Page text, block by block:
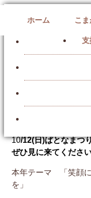
ホーム こ
支
2025/08/30
10/12(日)ぱとなまつ
ぜひ見に来てください
本年テーマ 「笑顔
を」